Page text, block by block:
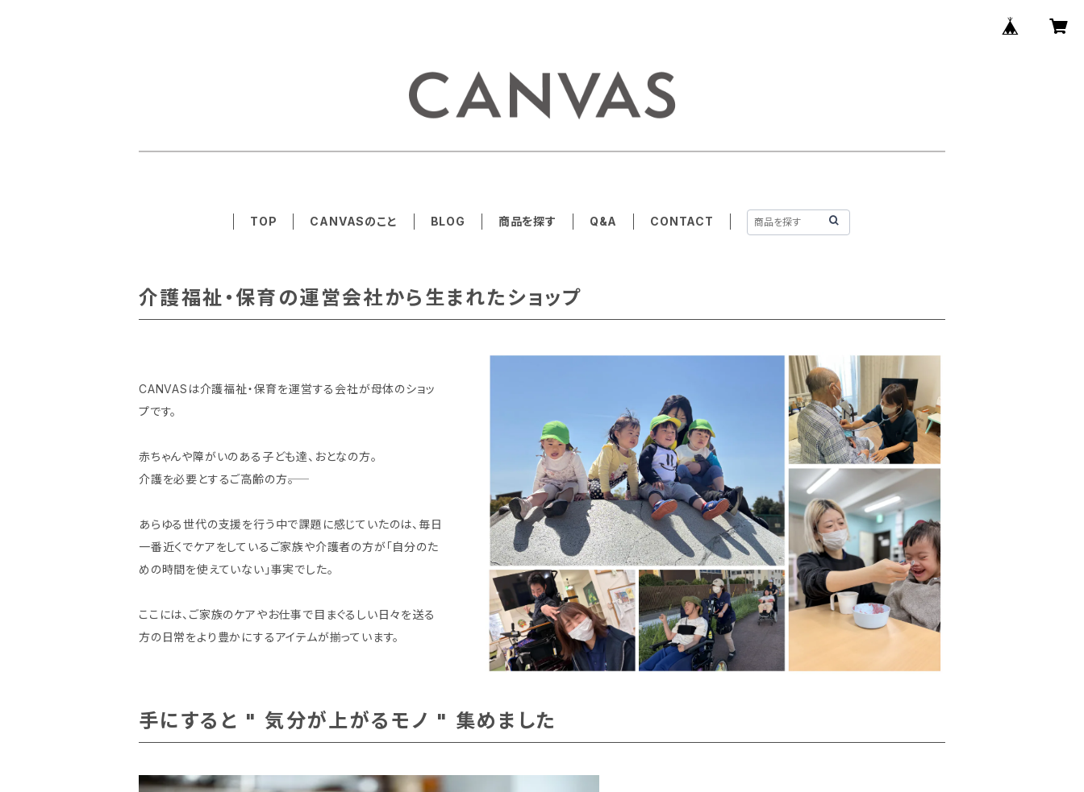
TOP CANVASのこと BLOG 商品を探す Q&A CONTACT
介護福祉・保育の運営会社から生まれたショップ
CANVASは介護福祉・保育を運営する会社が母体のショッ
プです。
赤ちゃんや障がいのある子ども達、おとなの方。
介護を必要とするご高齢の方――。
あらゆる世代の支援を行う中で課題に感じていたのは、毎日
一番近くでケアをしているご家族や介護者の方が「自分のた
めの時間を使えていない」事実でした。
ここには、ご家族のケアやお仕事で目まぐるしい日々を送る
方の日常をより豊かにするアイテムが揃っています。
手にすると " 気分が上がるモノ " 集めました